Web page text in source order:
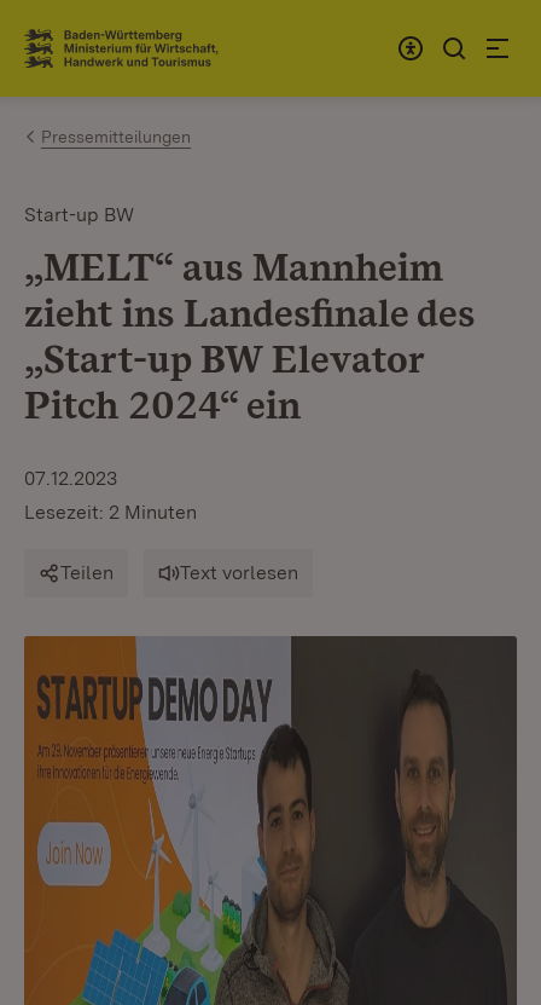
Zum Inhalt springen
Link zur Startseite
Pressemitteilungen
Start-up BW
„MELT“ aus Mannheim
zieht ins Landesfinale des
„Start-up BW Elevator
Pitch 2024“ ein
07.12.2023
Lesezeit: 2 Minuten
Teilen Text vorlesen